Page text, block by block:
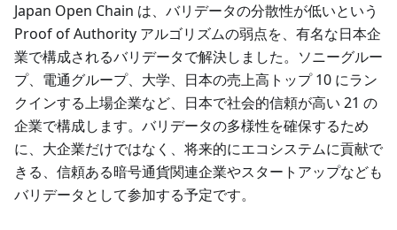
Japan Open Chain は、バリデータの分散性が低いという
Proof of Authority アルゴリズムの弱点を、有名な日本企
業で構成されるバリデータで解決しました。ソニーグルー
プ、電通グループ、大学、日本の売上高トップ 10 にラン
クインする上場企業など、日本で社会的信頼が高い 21 の
企業で構成します。バリデータの多様性を確保するため
に、大企業だけではなく、将来的にエコシステムに貢献で
きる、信頼ある暗号通貨関連企業やスタートアップなども
バリデータとして参加する予定です。